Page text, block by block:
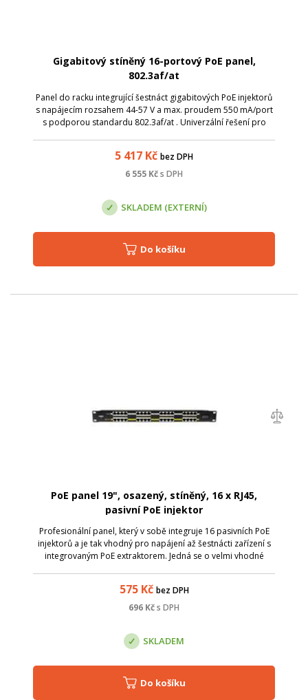
Gigabitový stíněný 16-portový PoE panel,
802.3af/at
Panel do racku integrující šestnáct gigabitových PoE injektorů
s napájecím rozsahem 44-57 V a max. proudem 550 mA/port
s podporou standardu 802.3af/at . Univerzální řešení pro
5 417 Kč bez DPH
6 555 Kčs DPH
SKLADEM (EXTERNÍ)
Do košíku
PoE panel 19", osazený, stíněný, 16 x RJ45,
pasivní PoE injektor
Profesionální panel, který v sobě integruje 16 pasivních PoE
injektorů a je tak vhodný pro napájení až šestnácti zařízení s
integrovaným PoE extraktorem. Jedná se o velmi vhodné
575Kč bez DPH
696 Kčs DPH
SKLADEM
Do košíku